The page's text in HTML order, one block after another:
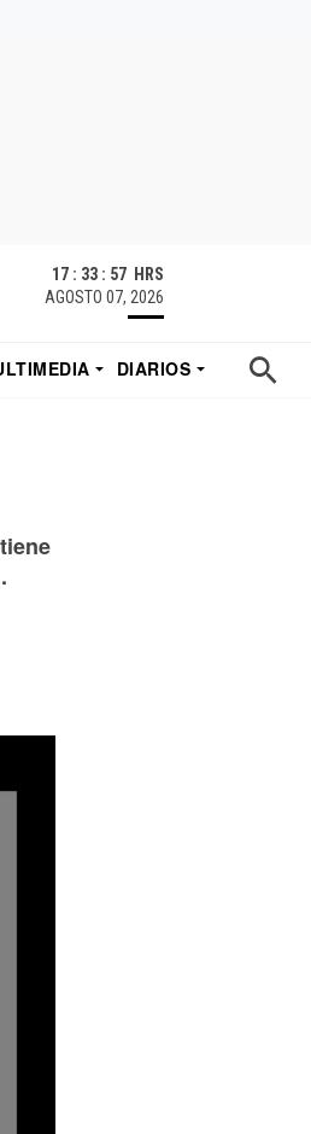
17 : 33 : 58 HRS
AGOSTO 07, 2026
DIARIOS